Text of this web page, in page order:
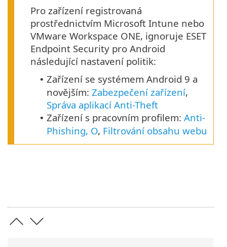
Pro zařízení registrovaná
prostřednictvím Microsoft Intune nebo
VMware Workspace ONE, ignoruje ESET
Endpoint Security pro Android
následující nastavení politik:
• Zařízení se systémem Android 9 a
novějším: Zabezpečení zařízení,
Správa aplikací Anti-Theft
• Zařízení s pracovním profilem: Anti-
Phishing, O, Filtrování obsahu webu